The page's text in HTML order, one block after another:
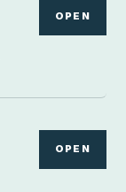
OPEN
OPEN